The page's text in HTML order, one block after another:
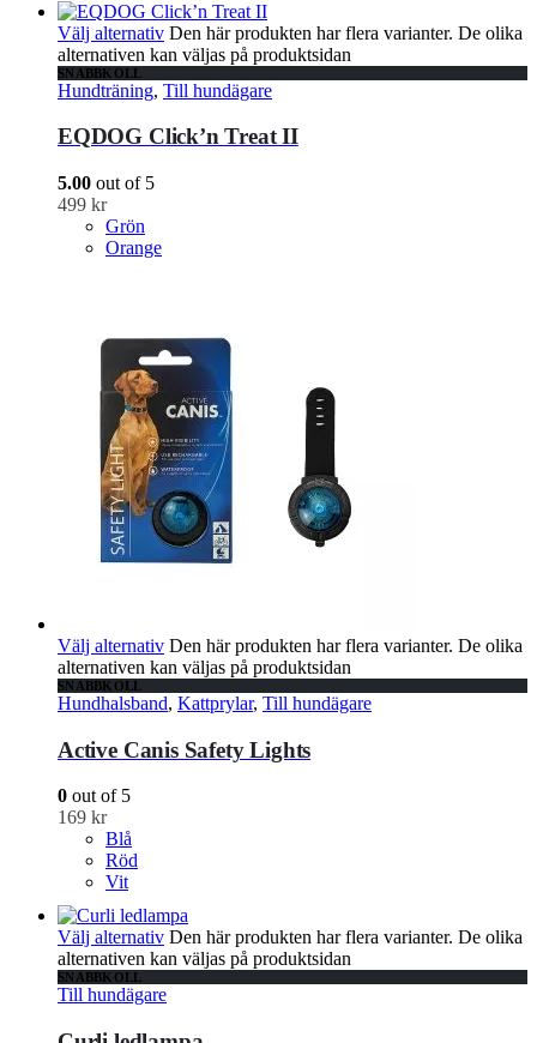
Välj alternativ Den här produkten har flera varianter. De olika
alternativen kan väljas på produktsidan
SNABBKOLL
Hundträning, Till hundägare
EQDOG Click’n Treat II
5.00 out of 5
499 kr
Grön
Orange
Välj alternativ Den här produkten har flera varianter. De olika
alternativen kan väljas på produktsidan
SNABBKOLL
Hundhalsband, Kattprylar, Till hundägare
Active Canis Safety Lights
0 out of 5
169 kr
Blå
Röd
Vit
Välj alternativ Den här produkten har flera varianter. De olika
alternativen kan väljas på produktsidan
SNABBKOLL
Till hundägare